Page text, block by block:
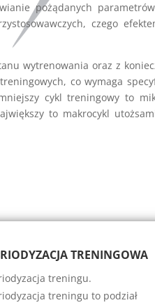
pożądanych
czego
wytrenowania oraz z
co wymaga
cykl treningowy to
to makrocykl
TRENINGOWA
treningu.
treningu to podział